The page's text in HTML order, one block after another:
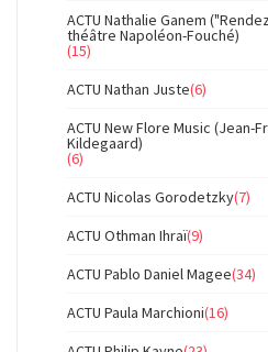
ACTU Nathalie Ganem
théâtre Napoléon-Fouché)
(15)
ACTU Nathan Juste(6)
ACTU New Flore Music (Jean-
Kildegaard)
(6)
ACTU Nicolas Gorodetzky(7)
ACTU Othman Ihraï(9)
ACTU Pablo Daniel Magee(34)
ACTU Paula Marchioni(16)